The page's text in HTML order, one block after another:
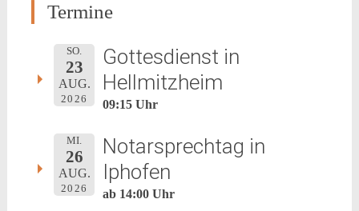
Termine
SO.
23
AUG.
2026
Gottesdienst in
Hellmitzheim
09:15 Uhr
MI.
26
AUG.
2026
Notarsprechtag in
Iphofen
ab 14:00 Uhr